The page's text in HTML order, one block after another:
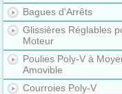
Bagues d'Arrêts
Glissières Réglables
Moteur
Poulies Poly-V à
Amovible
Courroies Poly-V